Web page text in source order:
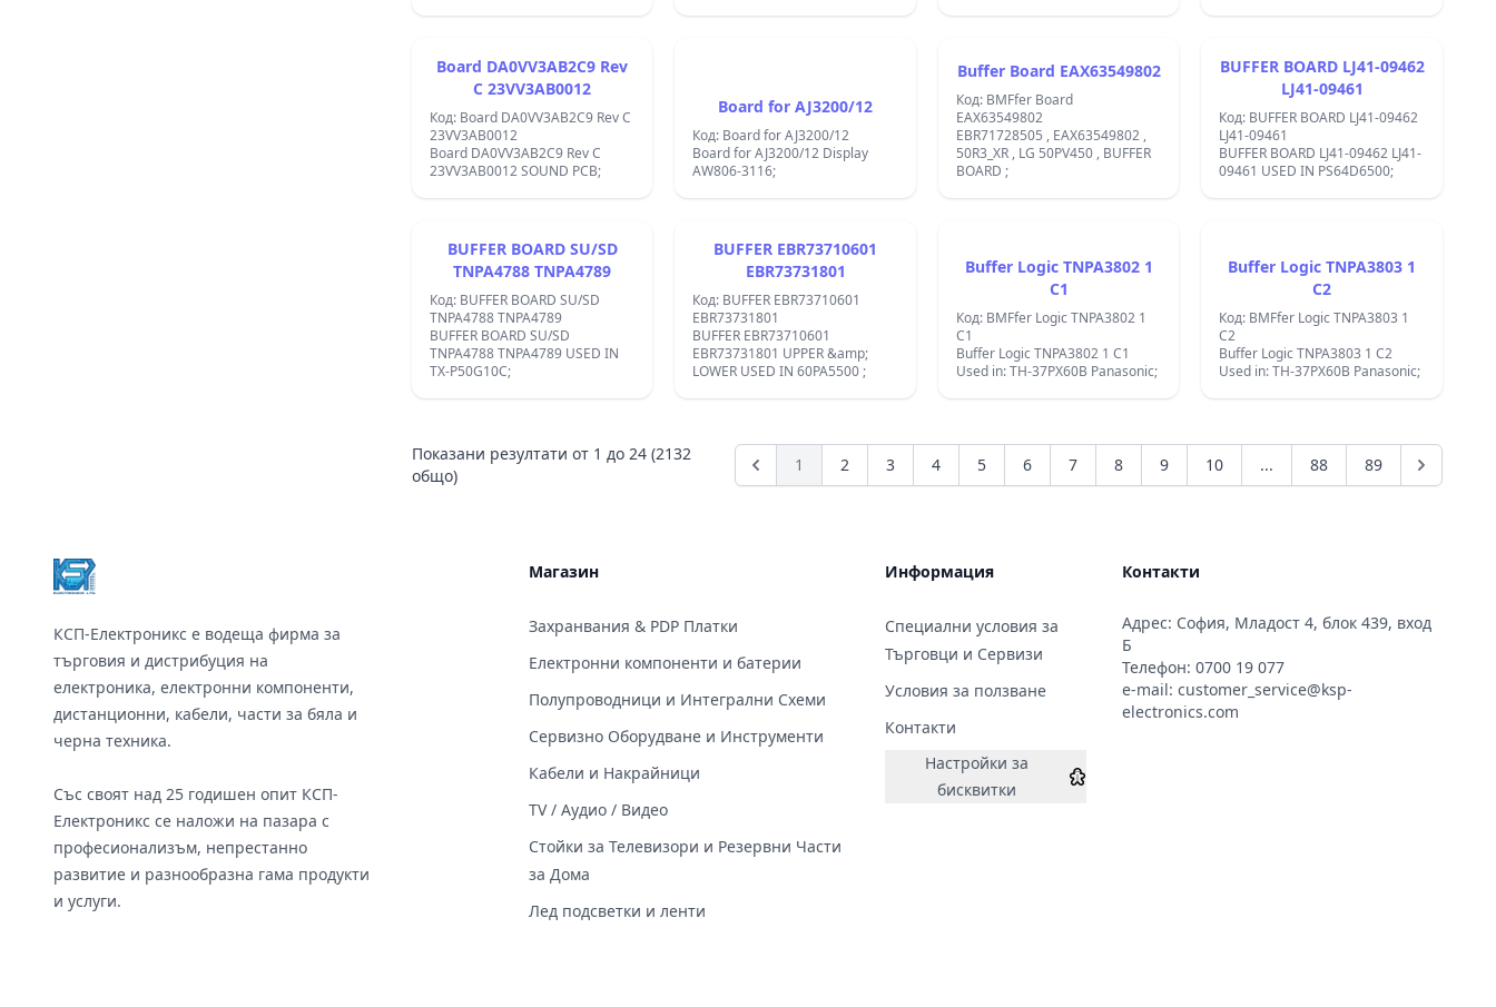
Board DA0VV3AB2C9 Rev
C 23VV3AB0012
Код: Board DA0VV3AB2C9 Rev C
23VV3AB0012
Board DA0VV3AB2C9 Rev C
23VV3AB0012 SOUND PCB;
Board for AJ3200/12
Код: Board for AJ3200/12
Board for AJ3200/12 Display
AW806-3116;
Buffer Board EAX63549802
Код: BMFfer Board
EAX63549802
EBR71728505 , EAX63549802 ,
50R3_XR , LG 50PV450 , BUFFER
BOARD ;
BUFFER BOARD LJ41-09462
LJ41-09461
Код: BUFFER BOARD LJ41-09462
LJ41-09461
BUFFER BOARD LJ41-09462 LJ41-
09461 USED IN PS64D6500;
BUFFER BOARD SU/SD
TNPA4788 TNPA4789
Код: BUFFER BOARD SU/SD
TNPA4788 TNPA4789
BUFFER BOARD SU/SD
TNPA4788 TNPA4789 USED IN
TX-P50G10C;
BUFFER EBR73710601
EBR73731801
Код: BUFFER EBR73710601
EBR73731801
BUFFER EBR73710601
EBR73731801 UPPER &amp;
LOWER USED IN 60PA5500 ;
Buffer Logic TNPA3802 1
C1
Код: BMFfer Logic TNPA3802 1
C1
Buffer Logic TNPA3802 1 C1
Used in: TH-37PX60B Panasonic;
Buffer Logic TNPA3803 1
C2
Код: BMFfer Logic TNPA3803 1
C2
Buffer Logic TNPA3803 1 C2
Used in: TH-37PX60B Panasonic;
Показани резултати от 1 до 24 (2132
общо)
1 2 3 4 5 6 7 8 9 10 ... 88 89
КСП-Електроникс е водеща фирма за
търговия и дистрибуция на
електроника, електронни компоненти,
дистанционни, кабели, части за бяла и
черна техника.
Със своят над 25 годишен опит КСП-
Електроникс се наложи на пазара с
професионализъм, непрестанно
развитие и разнообразна гама продукти
и услуги.
Магазин
Захранвания & PDP Платки
Електронни компоненти и батерии
Полупроводници и Интегрални Схеми
Сервизно Оборудване и Инструменти
Кабели и Накрайници
TV / Аудио / Видео
Стойки за Телевизори и Резервни Части
за Дома
Лед подсветки и ленти
Информация
Специални условия за
Търговци и Сервизи
Условия за ползване
Контакти
Настройки за
бисквитки
Контакти
Адрес: София, Младост 4, блок 439, вход
Б
Телефон: 0700 19 077
e-mail: customer_service@ksp-
electronics.com